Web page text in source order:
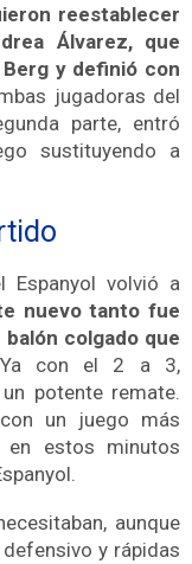
reestablecer
Álvarez, que
y definió con
jugadoras del
parte, entró
sustituyendo a
Espanyol volvió a
nuevo tanto fue
colgado que
con el 2 a 3,
potente remate.
un juego más
estos minutos
aunque
y rápidas